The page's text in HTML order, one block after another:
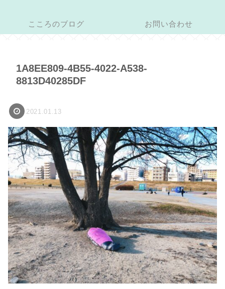
こころのブログ お問い合わせ
1A8EE809-4B55-4022-A538-
8813D40285DF
2021.01.13